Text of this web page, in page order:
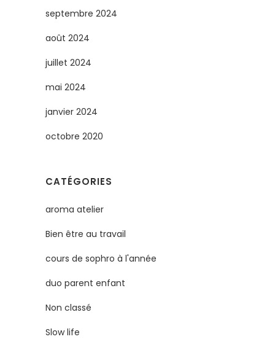
septembre 2024
août 2024
juillet 2024
mai 2024
janvier 2024
octobre 2020
CATÉGORIES
aroma atelier
Bien être au travail
cours de sophro à l'année
duo parent enfant
Non classé
Slow life